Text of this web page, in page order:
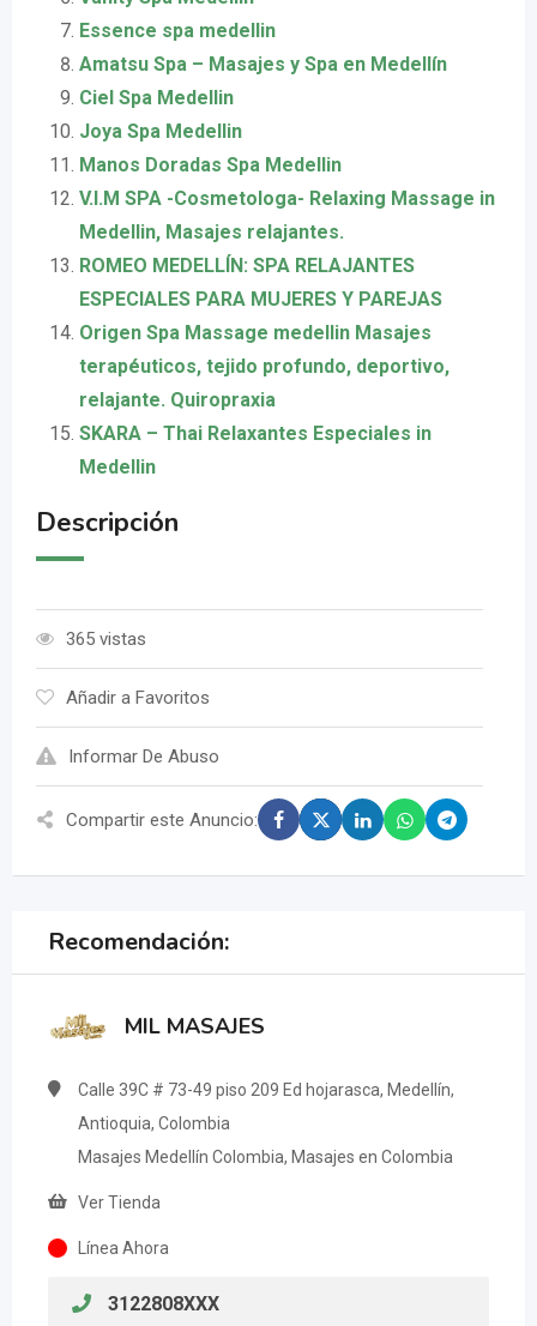
Essence spa medellin
Amatsu Spa – Masajes y Spa en Medellín
Ciel Spa Medellin
Joya Spa Medellin
Manos Doradas Spa Medellin
V.I.M SPA -Cosmetologa- Relaxing Massage in
Medellin, Masajes relajantes.
ROMEO MEDELLÍN: SPA RELAJANTES
ESPECIALES PARA MUJERES Y PAREJAS
Origen Spa Massage medellin Masajes
terapéuticos, tejido profundo, deportivo,
relajante. Quiropraxia
SKARA – Thai Relaxantes Especiales in
Medellin
Descripción
365 vistas
Añadir a Favoritos
Informar De Abuso
Compartir este Anuncio:
Recomendación:
MIL MASAJES
Calle 39C # 73-49 piso 209 Ed hojarasca, Medellín,
Antioquia, Colombia
Masajes Medellín Colombia, Masajes en Colombia
Ver Tienda
Línea Ahora
3122808XXX